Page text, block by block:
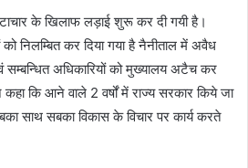
के खिलाफ लड़ाई शुरू कर दी गयी है।
निलम्बित कर दिया गया है नैनीताल में अवैध
अधिकारियों को मुख्यालय अटैच कर
कहा कि आने वाले 2 वर्षों में राज्य सरकार किये जा
साथ सबका विकास के विचार पर कार्य करते